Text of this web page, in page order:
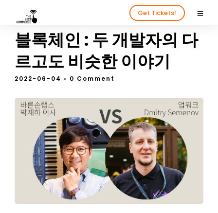
Get Tickets!
블록체인 : 두 개발자의 다
르고도 비슷한 이야기
2022-06-04 • 0 Comment